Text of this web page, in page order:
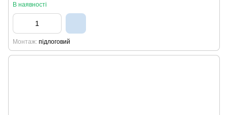
В наявності
Монтаж підлоговий